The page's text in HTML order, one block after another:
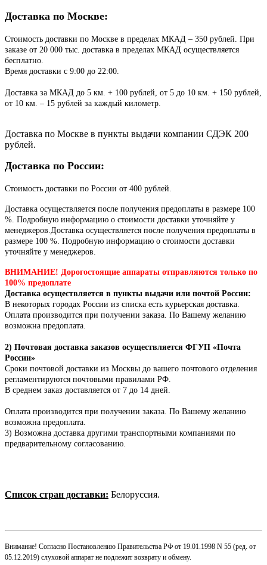
Доставка по Москве:
Стоимость доставки по Москве в пределах МКАД – 350 рублей. При
заказе от 20 000 тыс. доставка в пределах МКАД осуществляется
бесплатно.
Время доставки с 9:00 до 22:00.
Доставка за МКАД до 5 км. + 100 рублей, от 5 до 10 км. + 150 рублей,
от 10 км. – 15 рублей за каждый километр.
Доставка по Москве в пункты выдачи компании СДЭК 200
рублей.
Доставка по России:
Стоимость доставки по России от 400 рублей.
Доставка осуществляется после получения предоплаты в размере 100
%. Подробную информацию о стоимости доставки уточняйте у
менеджеров.Доставка осуществляется после получения предоплаты в
размере 100 %. Подробную информацию о стоимости доставки
уточняйте у менеджеров.
ВНИМАНИЕ! Дорогостоящие аппараты отправляются только по
100% предоплате
Доставка осуществляется в пункты выдачи или почтой России:
В некоторых городах России из списка есть курьерская доставка.
Оплата производится при получении заказа. По Вашему желанию
возможна предоплата.
2) Почтовая доставка заказов осуществляется ФГУП «Почта
России»
Сроки почтовой доставки из Москвы до вашего почтового отделения
регламентируются почтовыми правилами РФ.
В среднем заказ доставляется от 7 до 14 дней.
Оплата производится при получении заказа. По Вашему желанию
возможна предоплата.
3) Возможна доставка другими транспортными компаниями по
предварительному согласованию.
Список стран доставки: Белоруссия.
Внимание! Согласно Постановлению Правительства РФ от 19.01.1998 N 55 (ред. от
05.12.2019) слуховой аппарат не подлежит возврату и обмену.